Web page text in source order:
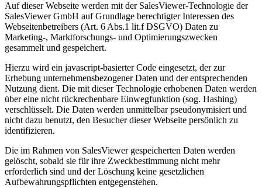
Auf dieser Webseite werden mit der SalesViewer-Technologie der
SalesViewer GmbH auf Grundlage berechtigter Interessen des
Webseitenbetreibers (Art. 6 Abs.1 lit.f DSGVO) Daten zu
Marketing-, Marktforschungs- und Optimierungszwecken
gesammelt und gespeichert.
Hierzu wird ein javascript-basierter Code eingesetzt, der zur
Erhebung unternehmensbezogener Daten und der entsprechenden
Nutzung dient. Die mit dieser Technologie erhobenen Daten werden
über eine nicht rückrechenbare Einwegfunktion (sog. Hashing)
verschlüsselt. Die Daten werden unmittelbar pseudonymisiert und
nicht dazu benutzt, den Besucher dieser Webseite persönlich zu
identifizieren.
Die im Rahmen von SalesViewer gespeicherten Daten werden
gelöscht, sobald sie für ihre Zweckbestimmung nicht mehr
erforderlich sind und der Löschung keine gesetzlichen
Aufbewahrungspflichten entgegenstehen.